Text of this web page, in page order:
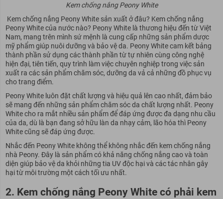
Kem chống nắng Peony White
Kem chống nắng Peony White sản xuất ở đâu? Kem chống nắng
Peony White của nước nào? Peony White là thương hiệu đến từ Việt
Nam, mang trên mình sứ mệnh là cung cấp những sản phẩm dược
mỹ phẩm giúp nuôi dưỡng và bảo vệ da. Peony White cam kết bảng
thành phần sử dụng các thành phần từ tự nhiên cùng công nghệ
hiện đại, tiên tiến, quy trình làm việc chuyên nghiệp trong việc sản
xuất ra các sản phẩm chăm sóc, dưỡng da vả cả những đồ phục vụ
cho trang điểm.
Peony White luôn đặt chất lượng và hiệu quả lên cao nhất, đảm bảo
sẽ mang đến những sản phẩm chăm sóc da chất lượng nhất. Peony
White cho ra mắt nhiều sản phẩm để đáp ứng được đa dạng nhu cầu
của da, dù là bạn đang sở hữu làn da nhạy cảm, lão hóa thì Peony
White cũng sẽ đáp ứng được.
Nhắc đến Peony White không thể không nhắc đến kem chống nắng
nhà Peony. Đây là sản phẩm có khả năng chống nắng cao và toàn
diện giúp bảo vệ da khỏi những tia UV độc hại và các tác nhân gây
hại từ môi trường một cách tối ưu nhất.
2. Kem chống nắng Peony White có phải kem